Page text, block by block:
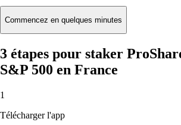
Commencez en quelques minutes
3 étapes pour staker
S&P 500 en France
1
Télécharger l'app